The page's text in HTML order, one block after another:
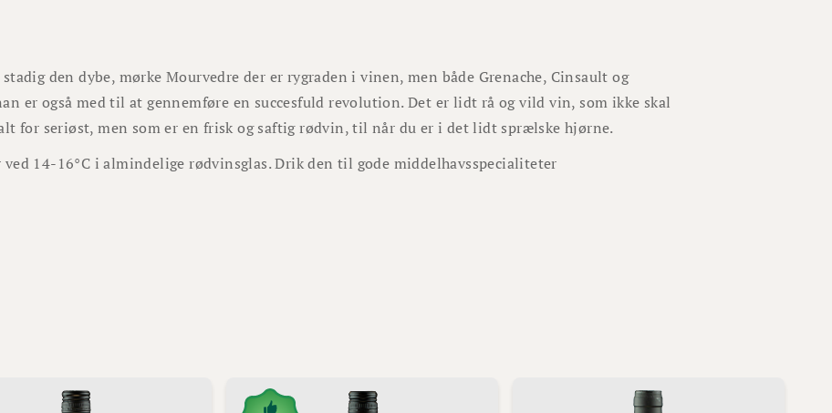
den dybe, mørke Mourvedre der er rygraden i vinen, men både Grenache, Cinsault og
er også med til at gennemføre en succesfuld revolution. Det er lidt rå og vild vin, som ikke skal
for seriøst, men som er en frisk og saftig rødvin, til når du er i det lidt sprælske hjørne.
ved 14-16°C i almindelige rødvinsglas. Drik den til gode middelhavsspecialiteter